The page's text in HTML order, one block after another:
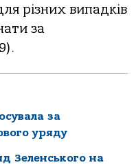
різних випадків
за
за
уряду
Зеленського на